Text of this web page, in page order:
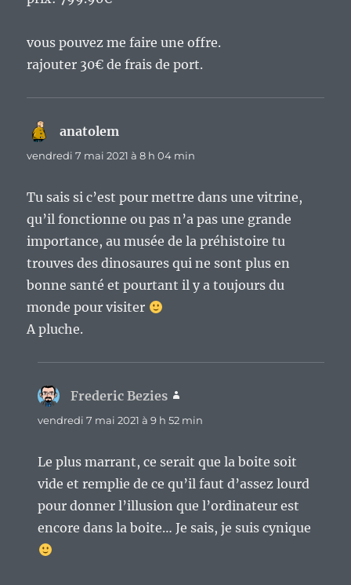
vous pouvez me faire une offre.
rajouter 30€ de frais de port.
anatolem
vendredi 7 mai 2021 à 8 h 04 min
Tu sais si c’est pour mettre dans une vitrine,
qu’il fonctionne ou pas n’a pas une grande
importance, au musée de la préhistoire tu
trouves des dinosaures qui ne sont plus en
bonne santé et pourtant il y a toujours du
monde pour visiter
A pluche.
Frederic Bezies
vendredi 7 mai 2021 à 9 h 52 min
Le plus marrant, ce serait que la boite soit
vide et remplie de ce qu’il faut d’assez lourd
pour donner l’illusion que l’ordinateur est
encore dans la boite… Je sais, je suis cynique